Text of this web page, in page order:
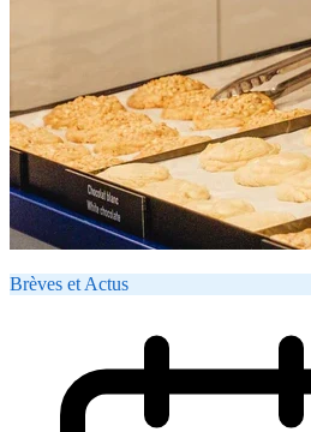
Brèves et Actus